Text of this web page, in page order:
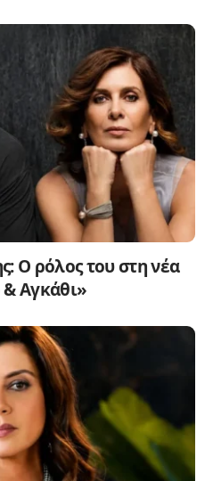
Ο ρόλος του στη νέα
Αγκάθι»